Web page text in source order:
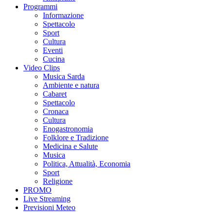
Programmi
Informazione
Spettacolo
Sport
Cultura
Eventi
Cucina
Video Clips
Musica Sarda
Ambiente e natura
Cabaret
Spettacolo
Cronaca
Cultura
Enogastronomia
Folklore e Tradizione
Medicina e Salute
Musica
Politica, Attualità, Economia
Sport
Religione
PROMO
Live Streaming
Previsioni Meteo